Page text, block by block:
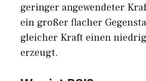
geringer angewendeter
ein großer flacher
gleicher Kraft einen
erzeugt.